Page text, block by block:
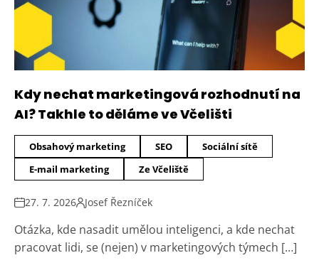
Kdy nechat marketingová rozhodnutí na
AI? Takhle to děláme ve Včelišti
Obsahový marketing SEO
Sociální sítě
E-mail marketing
Ze Včeliště
27. 7. 2026 Josef Řezníček
Otázka, kde nasadit umělou inteligenci, a kde nechat
pracovat lidi, se (nejen) v marketingových týmech […]